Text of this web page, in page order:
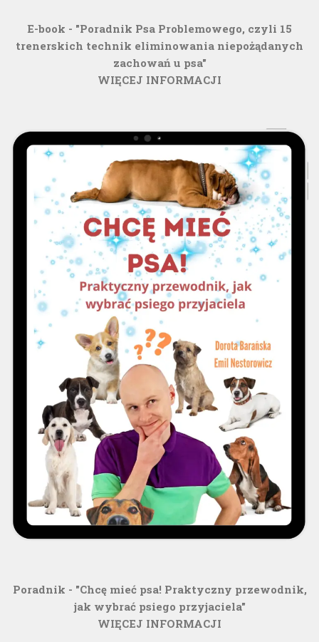
E-book - "Poradnik Psa Problemowego, czyli 15
trenerskich technik eliminowania niepożądanych
zachowań u psa"
WIĘCEJ INFORMACJI
Poradnik - "Chcę mieć psa! Praktyczny przewodnik,
jak wybrać psiego przyjaciela"
WIĘCEJ INFORMACJI